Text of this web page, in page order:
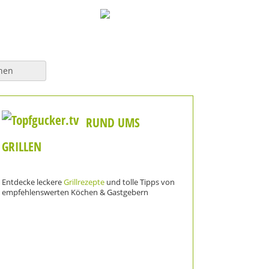
RUND UMS
GRILLEN
Entdecke leckereGrillrezepte und tolle Tipps von
empfehlenswerten Köchen & Gastgebern